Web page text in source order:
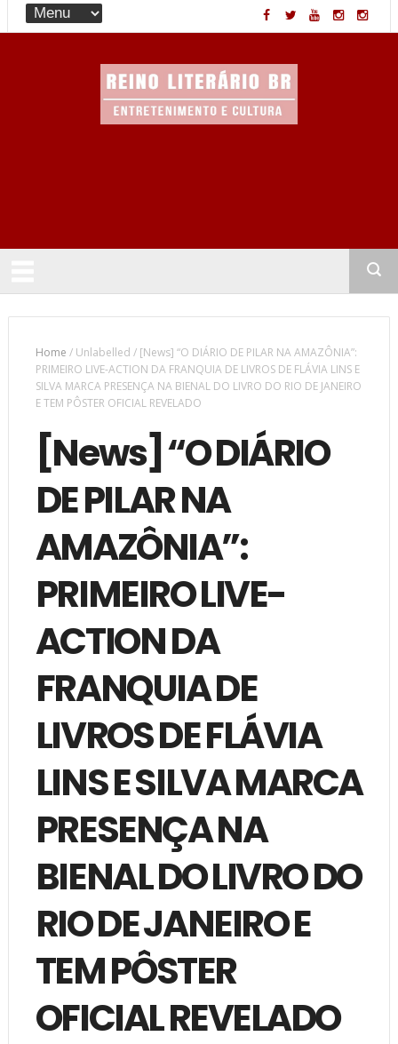
Home /Unlabelled / [News] “O DIÁRIO DE PILAR NA AMAZÔNIA”:
PRIMEIRO LIVE-ACTION DA FRANQUIA DE LIVROS DE FLÁVIA LINS E
SILVA MARCA PRESENÇA NA BIENAL DO LIVRO DO RIO DE JANEIRO
E TEM PÔSTER OFICIAL REVELADO
[News] “O DIÁRIO
DE PILAR NA
AMAZÔNIA”:
PRIMEIRO LIVE-
ACTION DA
FRANQUIA DE
LIVROS DE FLÁVIA
LINS E SILVA MARCA
PRESENÇA NA
BIENAL DO LIVRO DO
RIO DE JANEIRO E
TEM PÔSTER
OFICIAL REVELADO